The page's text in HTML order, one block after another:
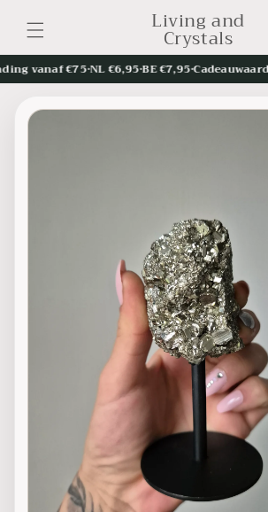
naar de
content Living and
Crystals
vanaf €75•NL €6,95•BE €7,95•Cadeauwaardig